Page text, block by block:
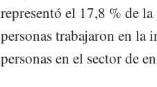
representó el 17,8 % de
personas trabajaron en
personas en el sector de